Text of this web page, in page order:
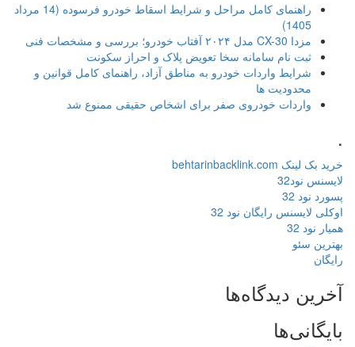
راهنمای کامل مراحل و شرایط اسقاط خودرو فرسوده (14 مرداد
1405)
مزدا CX-30 مدل ۲۰۲۴ آفتاب خودرو؛ بررسی و مشخصات فنی
ثبت نام سامانه سخا تعویض پلاک و احراز سکونت
شرایط واردات خودرو به مناطق آزاد، راهنمای کامل قوانین و
محدودیت ها
واردات خودروی صفر برای اشخاص حقیقی ممنوع شد
خرید بک لینک behtarinbacklink.com
لایسنس نود32
پسورد نود 32
اوکلی لایسنس رایگان نود 32
همیار نود 32
بهترین سئو
رایگان
آخرین دیدگاه‌ها
بایگانی‌ها